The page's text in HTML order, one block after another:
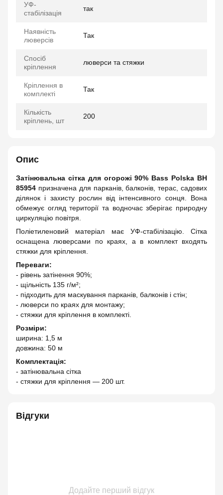
УФ-
стабілізація
так
Наявність
люверсів
Так
Спосіб
кріплення
люверси та стяжки
Кріплення в
комплекті
Так
Кількість
кріплень, шт
200
Опис
Затінювальна сітка для огорожі 90% Bass Polska BH
85954 призначена для парканів, балконів, терас, садових
ділянок і захисту рослин від інтенсивного сонця. Вона
обмежує огляд території та водночас зберігає природну
циркуляцію повітря.
Поліетиленовий матеріал має УФ-стабілізацію. Сітка
оснащена люверсами по краях, а в комплект входять
стяжки для кріплення.
Переваги:
- рівень затінення 90%;
- щільність 135 г/м²;
- підходить для маскування парканів, балконів і стін;
- люверси по краях для монтажу;
- стяжки для кріплення в комплекті.
Розміри:
ширина: 1,5 м
довжина: 50 м
Комплектація:
- затінювальна сітка
- стяжки для кріплення — 200 шт.
Відгуки
Додайте перший відгук